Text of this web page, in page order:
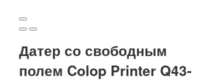
Датер со свободным
полем Colop Printer Q43-